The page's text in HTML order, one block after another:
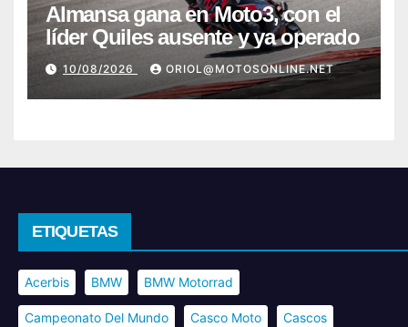
Almansa gana en Moto3, con el
líder Quiles ausente y ya operado
10/08/2026 ORIOL@MOTOSONLINE.NET
ETIQUETAS
Acerbis BMW BMW Motorrad
Campeonato Del Mundo Casco Moto Cascos